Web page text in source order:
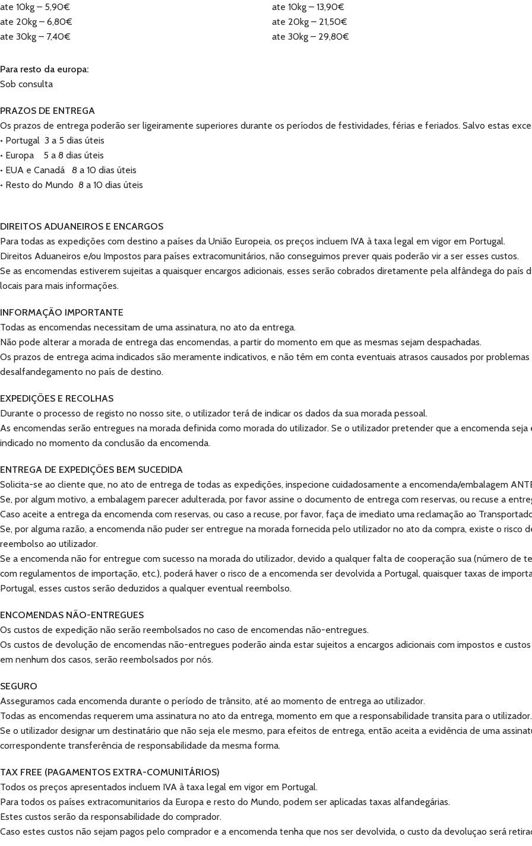
ate 10kg – 5,90€
ate 20kg – 6,80€
ate 30kg – 7,40€
ate 10kg – 13,90€
ate 20kg – 21,50€
ate 30kg – 29,80€
Para resto da europa:
Sob consulta
PRAZOS DE ENTREGA
Os prazos de entrega poderão ser ligeiramente superiores durante os períodos de festividades, férias e feriados. Salvo estas
• Portugal 3 a 5 dias úteis
• Europa 5 a 8 dias úteis
• EUA e Canadá 8 a 10 dias úteis
• Resto do Mundo 8 a 10 dias úteis
DIREITOS ADUANEIROS E ENCARGOS
Para todas as expedições com destino a países da União Europeia, os preços incluem IVA à taxa legal em vigor em Portugal.
Direitos Aduaneiros e/ou Impostos para países extracomunitários, não conseguimos prever quais poderão vir a ser esses custos.
Se as encomendas estiverem sujeitas a quaisquer encargos adicionais, esses serão cobrados diretamente pela alfândega do
locais para mais informações.
INFORMAÇÃO IMPORTANTE
Todas as encomendas necessitam de uma assinatura, no ato da entrega.
Não pode alterar a morada de entrega das encomendas, a partir do momento em que as mesmas sejam despachadas.
Os prazos de entrega acima indicados são meramente indicativos, e não têm em conta eventuais atrasos causados por
desalfandegamento no país de destino.
EXPEDIÇÕES E RECOLHAS
Durante o processo de registo no nosso site, o utilizador terá de indicar os dados da sua morada pessoal.
As encomendas serão entregues na morada definida como morada do utilizador. Se o utilizador pretender que a encomenda
indicado no momento da conclusão da encomenda.
ENTREGA DE EXPEDIÇÕES BEM SUCEDIDA
Solicita-se ao cliente que, no ato de entrega de todas as expedições, inspecione cuidadosamente a encomenda/embalagem
Se, por algum motivo, a embalagem parecer adulterada, por favor assine o documento de entrega com reservas, ou recuse a
Caso aceite a entrega da encomenda com reservas, ou caso a recuse, por favor, faça de imediato uma reclamação ao
Se, por alguma razão, a encomenda não puder ser entregue na morada fornecida pelo utilizador no ato da compra, existe o risco
reembolso ao utilizador.
Se a encomenda não for entregue com sucesso na morada do utilizador, devido a qualquer falta de cooperação sua (número
com regulamentos de importação, etc.), poderá haver o risco de a encomenda ser devolvida a Portugal, quaisquer taxas de
Portugal, esses custos serão deduzidos a qualquer eventual reembolso.
ENCOMENDAS NÃO-ENTREGUES
Os custos de expedição não serão reembolsados no caso de encomendas não-entregues.
Os custos de devolução de encomendas não-entregues poderão ainda estar sujeitos a encargos adicionais com impostos e
em nenhum dos casos, serão reembolsados por nós.
SEGURO
Asseguramos cada encomenda durante o período de trânsito, até ao momento de entrega ao utilizador.
Todas as encomendas requerem uma assinatura no ato da entrega, momento em que a responsabilidade transita para o utilizador.
Se o utilizador designar um destinatário que não seja ele mesmo, para efeitos de entrega, então aceita a evidência de uma
correspondente transferência de responsabilidade da mesma forma.
TAX FREE (PAGAMENTOS EXTRA-COMUNITÁRIOS)
Todos os preços apresentados incluem IVA à taxa legal em vigor em Portugal.
Para todos os países extracomunitarios da Europa e resto do Mundo, podem ser aplicadas taxas alfandegárias.
Estes custos serão da responsabilidade do comprador.
Caso estes custos não sejam pagos pelo comprador e a encomenda tenha que nos ser devolvida, o custo da devoluçao será